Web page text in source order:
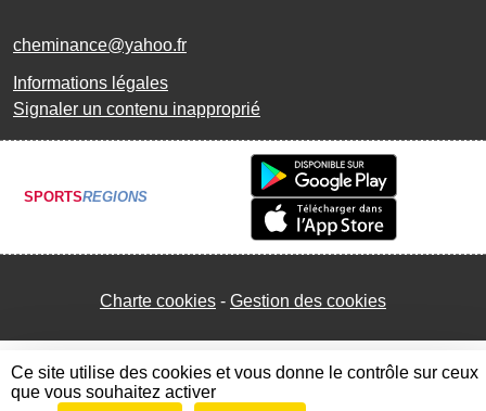
cheminance@yahoo.fr
Informations légales
Signaler un contenu inapproprié
SPORTSREGIONS
Charte cookies Gestion des cookies
Ce site utilise des cookies et vous donne le contrôle sur ceux
que vous souhaitez activer